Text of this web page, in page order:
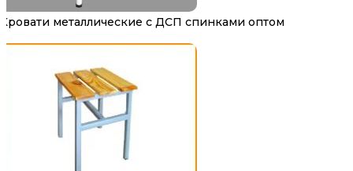
Кровати металлические с ДСП спинками оптом